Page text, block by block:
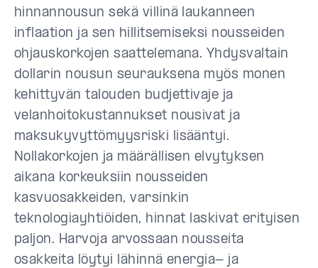
hinnannousun sekä villinä laukanneen
inflaation ja sen hillitsemiseksi nousseiden
ohjauskorkojen saattelemana. Yhdysvaltain
dollarin nousun seurauksena myös monen
kehittyvän talouden budjettivaje ja
velanhoitokustannukset nousivat ja
maksukyvyttömyysriski lisääntyi.
Nollakorkojen ja määrällisen elvytyksen
aikana korkeuksiin nousseiden
kasvuosakkeiden, varsinkin
teknologiayhtiöiden, hinnat laskivat erityisen
paljon. Harvoja arvossaan nousseita
osakkeita löytyi lähinnä energia- ja